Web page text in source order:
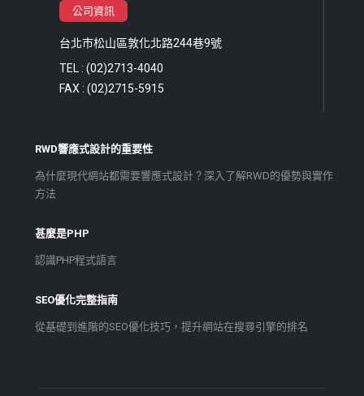
公司資訊
台北市松山區敦化北路244巷9號
TEL : (02)2713-4040
FAX : (02)2715-5915
RWD響應式設計的重要性
為什麼現代網站都需要響應式設計？深入了解RWD的優勢與實作
方法
甚麼是PHP
認識PHP程式語言
SEO優化完整指南
從基礎到進階的SEO優化技巧，提升網站在搜尋引擎的排名